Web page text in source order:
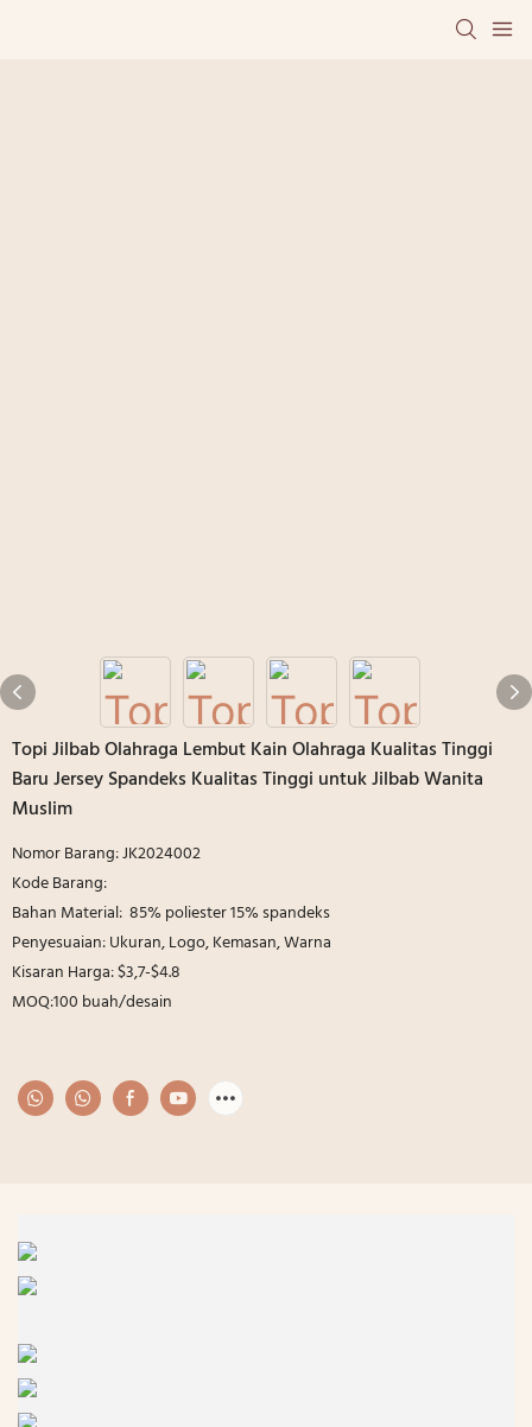
Topi Jilbab Olahraga Lembut Kain Olahraga Kualitas Tinggi
Baru Jersey Spandeks Kualitas Tinggi untuk Jilbab Wanita
Muslim
Nomor Barang: JK2024002
Kode Barang:
Bahan Material: 85% poliester 15% spandeks
Penyesuaian: Ukuran, Logo, Kemasan, Warna
Kisaran Harga: $3,7-$4.8
MOQ:100 buah/desain